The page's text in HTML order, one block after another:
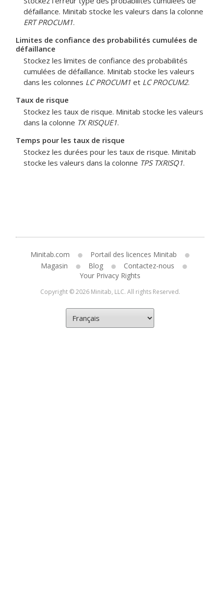
défaillance. Minitab stocke les valeurs dans la colonne
ERT PROCUM1.
Limites de confiance des probabilités cumulées de
défaillance
Stockez les limites de confiance des probabilités
cumulées de défaillance. Minitab stocke les valeurs
dans les colonnes LC PROCUM1 et LC PROCUM2.
Taux de risque
Stockez les taux de risque. Minitab stocke les valeurs
dans la colonne TX RISQUE1.
Temps pour les taux de risque
Stockez les durées pour les taux de risque. Minitab
stocke les valeurs dans la colonne TPS TXRISQ1.
Minitab.com
Portail des licences Minitab
Magasin
Blog
Contactez-nous
Your Privacy Rights
Copyright © 2026 Minitab, LLC. All rights Reserved.